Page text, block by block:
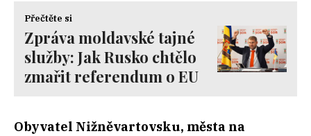
Přečtěte si
Zpráva moldavské tajné
služby: Jak Rusko chtělo
zmařit referendum o EU
Obyvatel Nižněvartovsku, města na